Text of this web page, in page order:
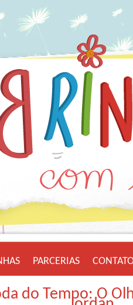
PARCERIAS
do Tempo: O